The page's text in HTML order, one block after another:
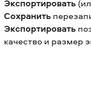
Экспортировать
Сохранить
Экспортировать
качество и размер